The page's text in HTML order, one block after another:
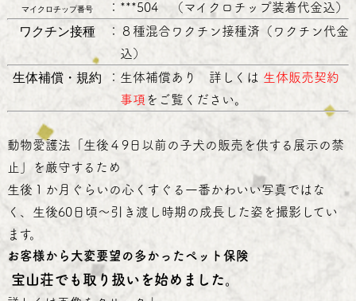
マイクロチップ番号 ： ***504 （マイクロチップ装着代金込）
ワクチン接種 ：
８種混合ワクチン接種済（ワクチン代金
込）
生体補償・規約 ： 生体補償あり 詳しくは 生体販売契約
事項 をご覧ください。
動物愛護法「生後４9日以前の子犬の販売を供する展示の禁
止」を厳守するため
生後１か月ぐらいの心くすぐる一番かわいい写真ではな
く、生後60日頃～引き渡し時期の成長した姿を撮影してい
ます。
お客様から大変要望の多かったペット保険
宝山荘でも取り扱いを始めました。